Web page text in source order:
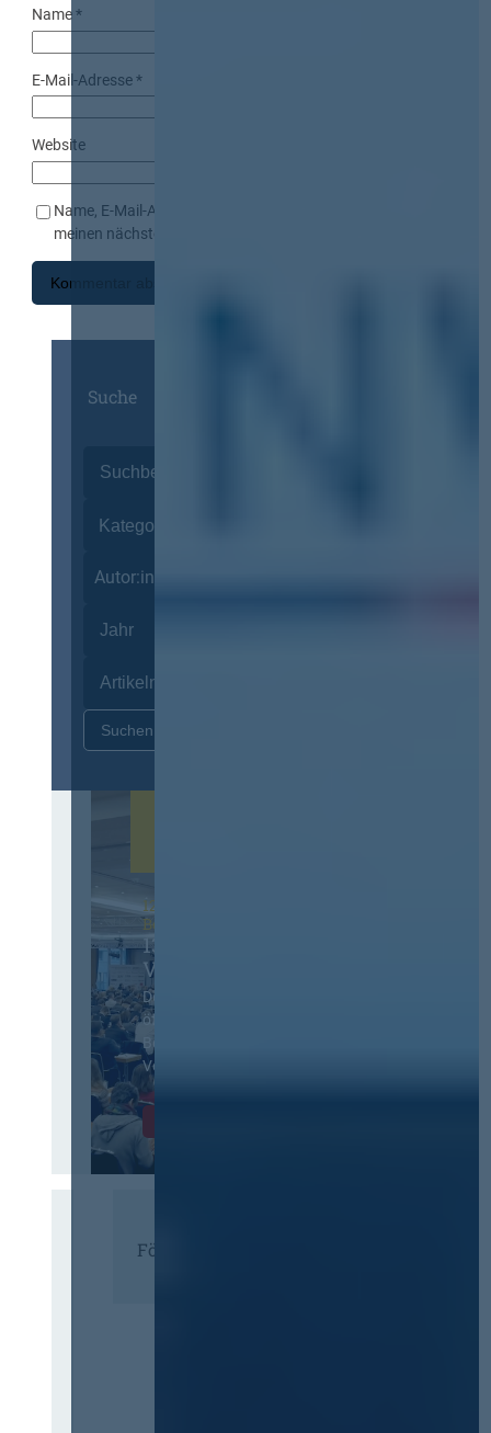
Name*
E-Mail-Adresse*
Website
Name, E-Mail-Adresse und Website in diesem Browser für
meinen nächsten Kommentar speichern.
Suche
Autor:innen
12. & 13. November 2026 in
Berlin
13. Deutscher
Vergabetag
Der Jahreskongress für
öffentliches
Beschaffungswesen und
Vergaberecht
Förderer